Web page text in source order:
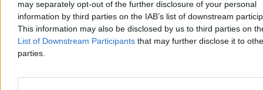
may separately opt-out of the further disclosure of your personal
information by third parties on the IAB’s list of downstream
This information may also be disclosed by us to third parties on
List of Downstream Participants that may further disclose it to
parties.
ok. 400 tys. zł
W piątek w gliwickiej dzielnicy Ostropa 60-letni rolnik ciągnikiem
marki Ursus celowo wjechał na świeżo położony asfalt, niszcząc
pługiem ok. 200 metrów nowej jezdni. Twierdził, że droga należy
oszacowano wstępnie na ok. 400 tys. zł.